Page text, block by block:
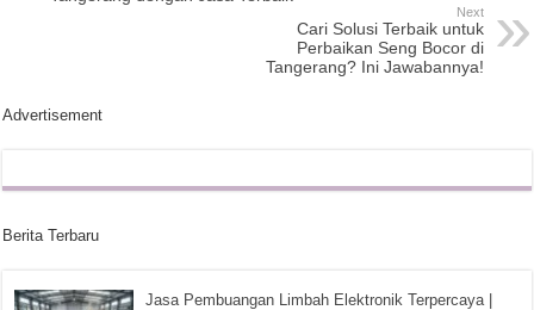
Next
Cari Solusi Terbaik untuk
Perbaikan Seng Bocor di
Tangerang? Ini Jawabannya!
Advertisement
Berita Terbaru
Jasa Pembuangan Limbah Elektronik Terpercaya |